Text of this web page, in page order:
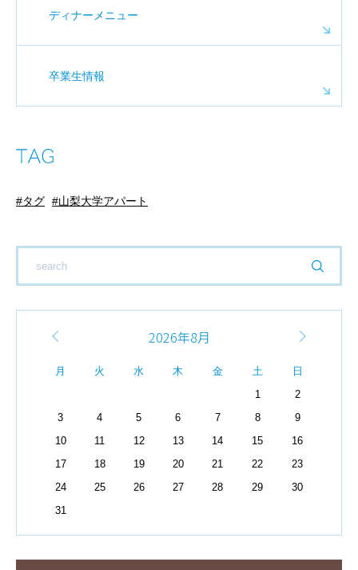
ディナーメニュー
卒業生情報
タグ 山梨大学アパート
2026年8月
月 火 水 木 金 土
日
1
2
3
4 5 6 7 8
9
10
11 12 13 14 15
16
17
18 19 20 21 22
23
24
25 26 27 28 29
30
31